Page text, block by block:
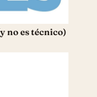
no es técnico)